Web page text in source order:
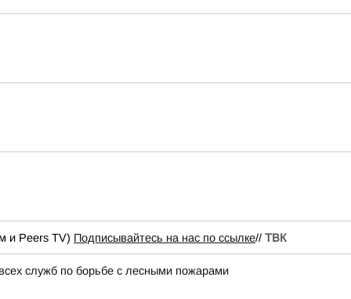
и Peers TV) Подписывайтесь на нас по ссылке// ТВК
служб по борьбе с лесными пожарами